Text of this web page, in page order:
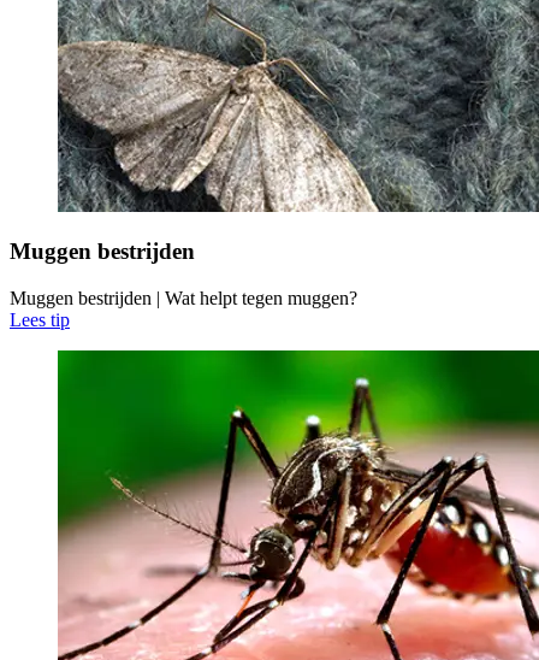
Muggen bestrijden
Muggen bestrijden | Wat helpt tegen muggen?
Lees tip